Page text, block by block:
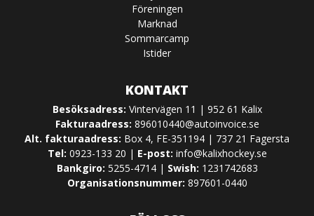
Föreningen
Marknad
Sommarcamp
Istider
KONTAKT
Besöksadress: Vintervägen 11 | 952 61 Kalix
Fakturaadress: 896010440@autoinvoice.se
Alt. fakturaadress: Box 4, FE-351194 | 737 21 Fagersta
Tel: 0923-133 20 | E-post: info@kalixhockey.se
Bankgiro: 5255-4714 | Swish: 1231742683
Organisationsnummer: 897601-0440